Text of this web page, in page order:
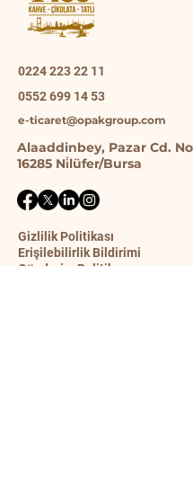
0224 223 22 11
0552 699 14 53
e-ticaret@opakgroup.com
Alaaddinbey, Pazar Cd.
16285 Ni̇lüfer/Bursa
Gizlilik Politikası
Erişilebilirlik Bildirimi
Gönderim Politikası